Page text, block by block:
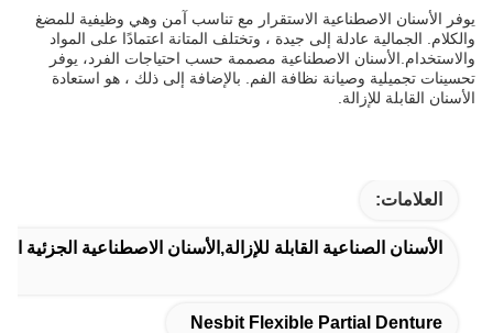
يوفر الأسنان الاصطناعية الاستقرار مع تناسب آمن وهي وظيفية للمضغ
والكلام. الجمالية عادلة إلى جيدة ، وتختلف المتانة اعتمادًا على المواد
والاستخدام.الأسنان الاصطناعية مصممة حسب احتياجات الفرد، يوفر
تحسينات تجميلية وصيانة نظافة الفم. بالإضافة إلى ذلك ، هو استعادة
الأسنان القابلة للإزالة.
العلامات:
الأسنان الصناعية القابلة للإزالة,الأسنان الاصطناعية الجزئية
Nesbit Flexible Partial Denture